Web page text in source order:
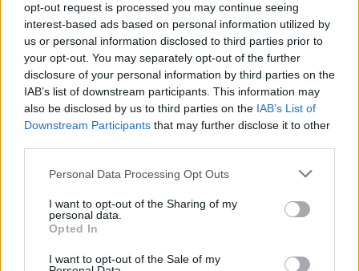
opt-out request is processed you may continue seeing
interest-based ads based on personal information utilized by
us or personal information disclosed to third parties prior to
your opt-out. You may separately opt-out of the further
disclosure of your personal information by third parties on the
IAB’s list of downstream participants. This information may
also be disclosed by us to third parties on the IAB’s List of
Downstream Participants that may further disclose it to other
Please note that this website/app uses one or more Google
not limited to your visit or usage behaviour. You may click to
grant or deny consent to Google and its third-party tags to
use your data for below specified purposes in below Google
consent section.
Personal Data Processing Opt Outs
I want to opt-out of the Sharing of my
personal data.
Opted In
I want to opt-out of the Sale of my
Nem akartunk úgy aktualizálni, hogy a néző azt
érezze: most ez nagyon az arcába van lökve, nagyon
megmondja, hogy mi a helyzet akár a mai magyar,
akár a globális világgal. Annál, hogy a néző cinkosan
bólogasson, ,,igen, értem, hogy ez most napjaink
hangja”, sokkal fontosabb volt számunkra, hogy azt
a gazdagságot próbáljuk megmutatni, amit Gogol a
műben megírt. Az bőven több, mintha
szájbarágósan maivá aktualizálnánk. Nincs rá
szükség. Minden remekmű, akár kétezer éve, akár
anélkül, hogy az alkotók akaratosan erre hangolnák.
Van egy olyan polca a drámairodalomnak, amelyen
számos remekmű van. Ezeket érdemes olykor
leemelni, kinyitni, és felolvasni a nézőknek. A Gogol-